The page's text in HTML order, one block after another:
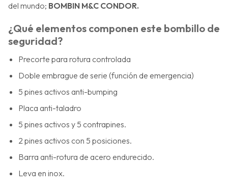
del mundo; BOMBIN M&C CONDOR.
¿Qué elementos componen este bombillo de
seguridad?
Precorte para rotura controlada
Doble embrague de serie (función de emergencia)
5 pines activos anti-bumping
Placa anti-taladro
5 pines activos y 5 contrapines.
2 pines activos con 5 posiciones.
Barra anti-rotura de acero endurecido.
Leva en inox.